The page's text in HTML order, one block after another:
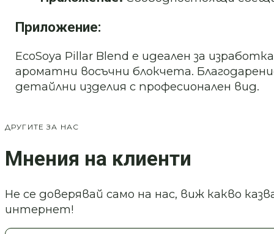
Приложение:
EcoSoya Pillar Blend е идеален за
ароматни восъчни блокчета.
детайлни изделия с професионален вид.
ДРУГИТЕ ЗА НАС
Мнения на клиенти
Не се доверявай само на нас, виж какво
интернет!